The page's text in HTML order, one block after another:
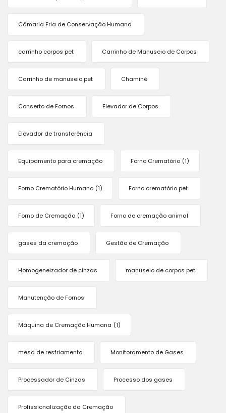
Câmaria Fria de Conservação Humana
carrinho corpos pet Carrinho de Manuseio de Corpos
Carrinho de manuseio pet Chaminé
Conserto de Fornos Elevador de Corpos
Elevador de transferência
Equipamento para cremação Forno Crematório (1)
Forno Crematório Humano (1) Forno crematório pet
Forno de Cremação (1) Forno de cremação animal
gases da cremação Gestão de Cremação
Homogeneizador de cinzas manuseio de corpos pet
Manutenção de Fornos
Máquina de Cremação Humana (1)
mesa de resfriamento Monitoramento de Gases
Processador de Cinzas Processo dos gases
Profissionalização da Cremação